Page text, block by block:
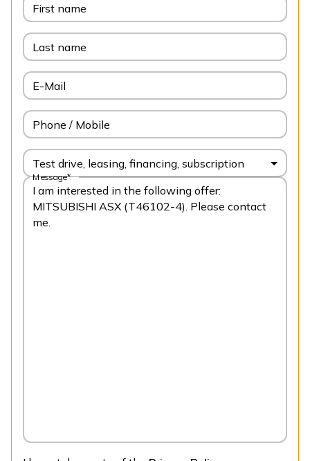
First name
Last name
E-Mail
Phone / Mobile
Test drive, leasing, financing, subscription
Message*